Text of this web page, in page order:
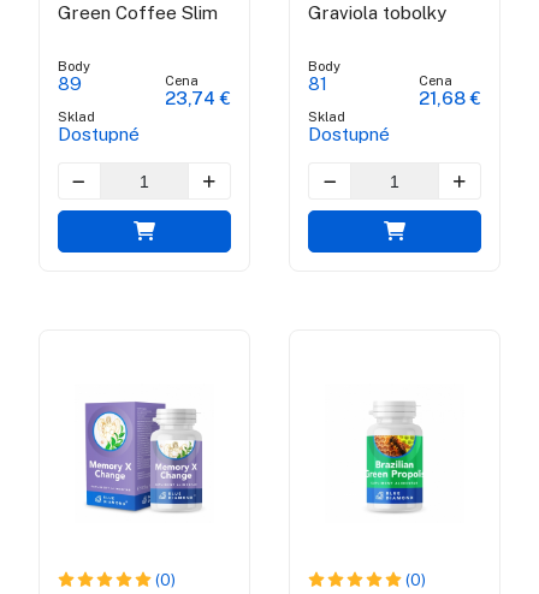
Green Coffee Slim
Body
89
Sklad
Dostupné
Cena
23,74 €
Graviola tobolky
Body
81
Sklad
Dostupné
Cena
21,68 €
(0) (0)